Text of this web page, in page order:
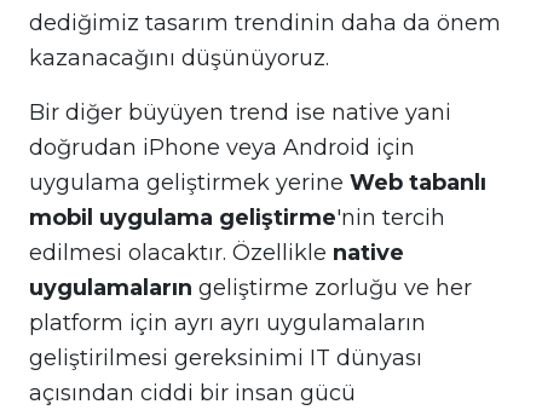
dediğimiz tasarım trendinin daha da önem
kazanacağını düşünüyoruz.
Bir diğer büyüyen trend ise native yani
doğrudan iPhone veya Android için
uygulama geliştirmek yerine Web tabanlı
mobil uygulama geliştirme'nin tercih
edilmesi olacaktır. Özellikle native
uygulamaların geliştirme zorluğu ve her
platform için ayrı ayrı uygulamaların
geliştirilmesi gereksinimi IT dünyası
açısından ciddi bir insan gücü